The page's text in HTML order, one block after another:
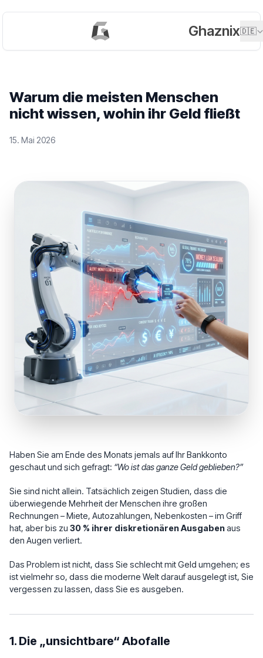
Ghaznix🇩🇪
Warum die meisten Menschen
nicht wissen, wohin ihr Geld fließt
15. Mai 2026
Haben Sie am Ende des Monats jemals auf Ihr Bankkonto
geschaut und sich gefragt: “Wo ist das ganze Geld geblieben?”
Sie sind nicht allein. Tatsächlich zeigen Studien, dass die
überwiegende Mehrheit der Menschen ihre großen
Rechnungen – Miete, Autozahlungen, Nebenkosten – im Griff
hat, aber bis zu 30 % ihrer diskretionären Ausgabenaus
den Augen verliert.
Das Problem ist nicht, dass Sie schlecht mit Geld umgehen; es
ist vielmehr so, dass die moderne Welt darauf ausgelegt ist, Sie
vergessen zu lassen, dass Sie es ausgeben.
1. Die „unsichtbare“ Abofalle